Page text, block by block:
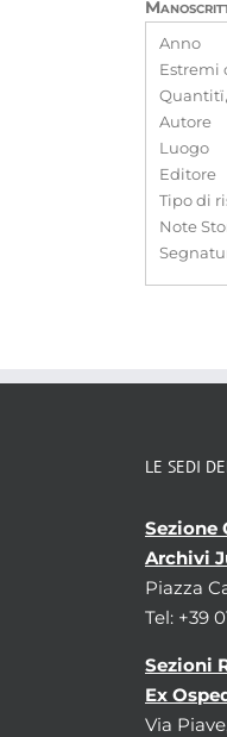
Anno
Estremi
Autore
Luogo
Editore
Tipo di
Note
LE SEDI
Sezione
Archivi
Piazza
Tel: +39
Sezioni
Ex
Via